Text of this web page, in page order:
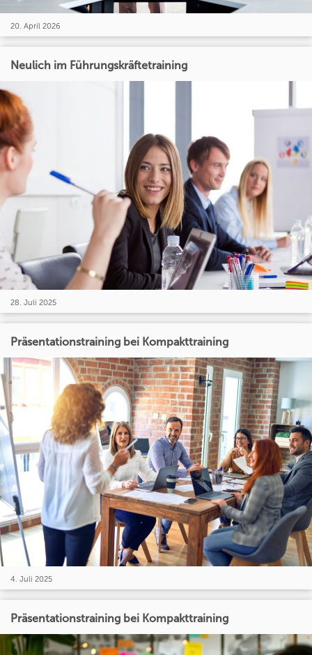
20. April 2026
Neulich im Führungskräftetraining
28. Juli 2025
Präsentationstraining bei Kompakttraining
4. Juli 2025
Präsentationstraining bei Kompakttraining